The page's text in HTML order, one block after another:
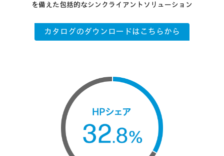
を備えた包括的なシンクライアントソリューション
カタログのダウンロードはこちらから